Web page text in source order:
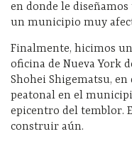
en donde le diseñamos
un municipio muy
Finalmente, hicimos
oficina de Nueva York
Shohei Shigematsu,
peatonal en el
epicentro del temblor.
construir aún.